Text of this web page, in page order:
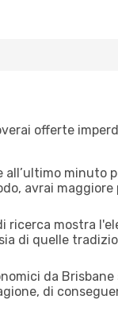
offerte
minuto
avrai
mostra
di quelle
da
di